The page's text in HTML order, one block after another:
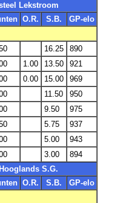
Lekstroom
O.R. S.B.
GP-elo
16.25
890
1.00 13.50
921
0.00 15.00
969
11.50
950
9.50
975
5.75
937
5.00
943
3.00
894
S.G.
O.R. S.B.
GP-elo